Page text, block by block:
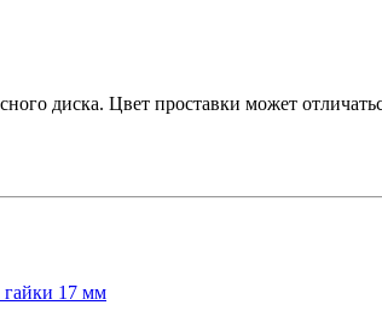
диска. Цвет проставки может
17 мм